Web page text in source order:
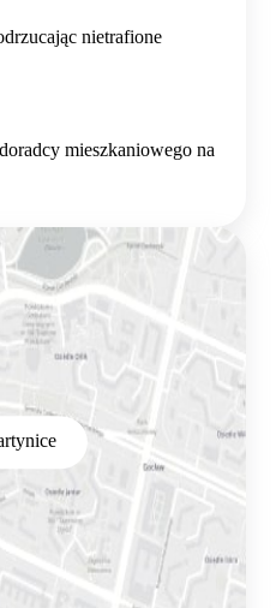
nietrafione
doradcy mieszkaniowego na